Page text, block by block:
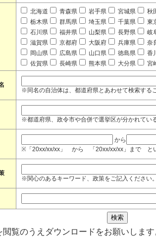
北海道 青森県 岩手県 宮城県 秋
栃木県
群馬県 埼玉県 千葉県 東
石川県
福井県 山梨県 長野県 岐
滋賀県
京都府 大阪府 兵庫県 奈
岡山県
広島県 山口県 徳島県 香
佐賀県
長崎県 熊本県 大分県 宮
※同名の自治体は、都道府県とあわせて検索する
※都道府県、政令市や合併で選挙区が分かれてい
から
※「20xx/xx/xx」 から 「20xx/xx/xx」まで とい
※関心のあるキーワード、政策をご記入ください。
閲覧のうえダウンロードをお願いします